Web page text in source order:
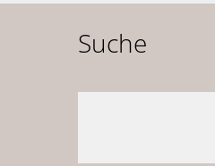
Suche